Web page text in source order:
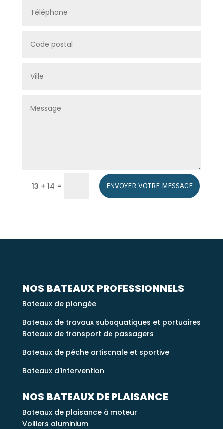
13 + 14 = ENVOYER VOTRE MESSAGE
n
NOS BATEAUX PROFESSIONNELS
Bateaux de plongée
Bateaux de travaux subaquatiques et portuaires
Bateaux de transport de passagers
Bateaux de pêche artisanale et sportive
Bateaux d'intervention
NOS BATEAUX DE PLAISANCE
Bateaux de plaisance à moteur
Voiliers aluminium